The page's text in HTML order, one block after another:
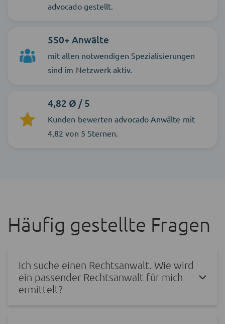
advocado gestellt.
550+ Anwälte
mit allen notwendigen Spezialisierungen
sind im Netzwerk aktiv.
4,82 Ø / 5
Kunden bewerten advocado Anwälte mit
4,82 von 5 Sternen.
Häufig gestellte Fragen
Ich suche einen Rechtsanwalt. Wie wird
ein passender Rechtsanwalt für mich
ermittelt?